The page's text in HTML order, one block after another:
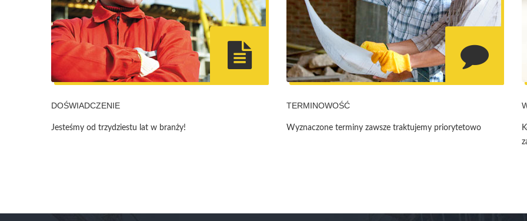
DOŚWIADCZENIE
Jesteśmy od trzydziestu lat w branży!
TERMINOWOŚĆ
Wyznaczone terminy zawsze traktujemy priorytetowo